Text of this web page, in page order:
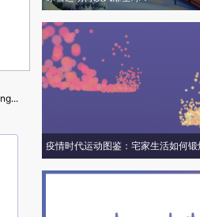
疫情时代运动图鉴：宅家生活如何锻